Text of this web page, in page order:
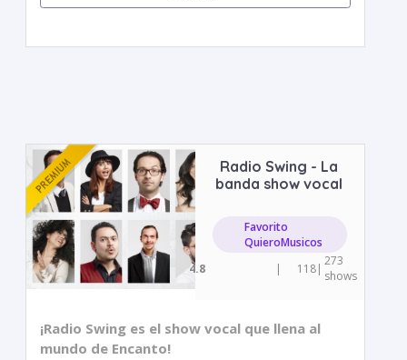
Radio Swing - La
banda show vocal
Favorito
QuieroMusicos
4.8
| 118| 273
shows
¡Radio Swing es el show vocal que llena al
mundo de Encanto!